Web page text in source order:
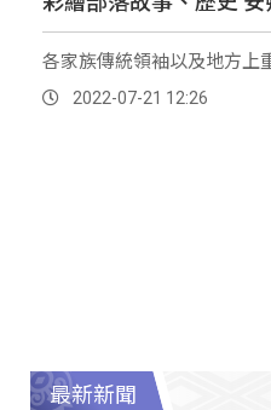
各家族傳統領袖以及地方上
2022-07-21 12:26
最新新聞